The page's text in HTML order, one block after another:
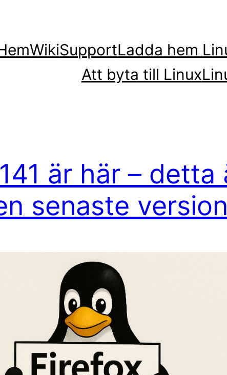
WikiSupportLadda hem
Att byta till Linux
är här – detta
senaste